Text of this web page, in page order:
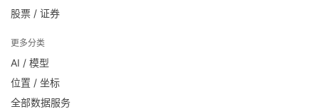
股票 / 证券
更多分类
AI / 模型
位置 / 坐标
全部数据服务